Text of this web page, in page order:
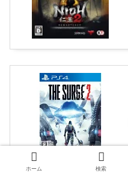
ホーム 検索